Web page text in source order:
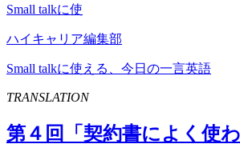
Small talkに使
ハイキャリア編集部
Small talkに使える、今日の一言英語
TRANSLATION
第４回「契約書によく使